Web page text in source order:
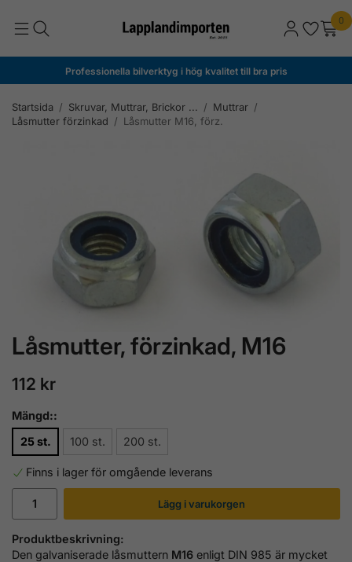
0
Professionella bilverktyg i hög kvalitet till bra pris
Startsida / Skruvar, Muttrar, Brickor ... / Muttrar /
Låsmutter förzinkad / Låsmutter M16, förz.
Låsmutter, förzinkad, M16
112 kr
Mängd::
25 st.
100 st. 200 st.
Finns i lager för omgående leverans
Lägg i varukorgen
Produktbeskrivning:
Den galvaniserade låsmuttern M16 enligt DIN 985 är mycket